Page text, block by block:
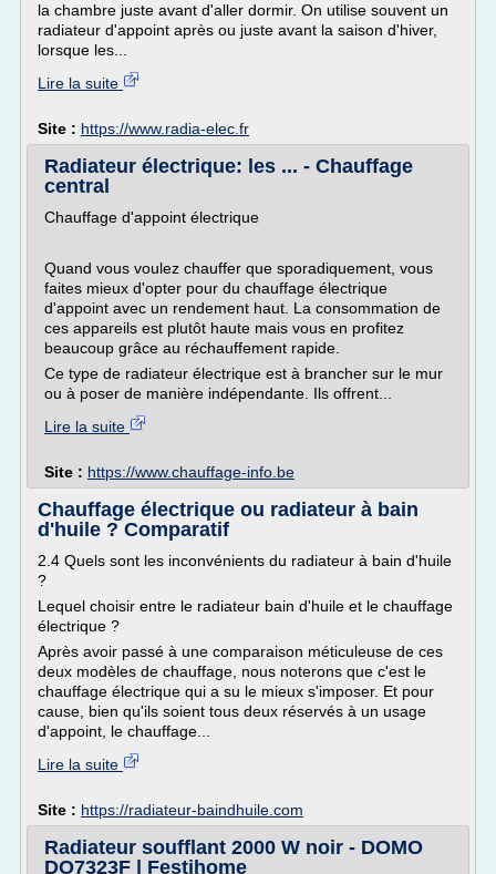
la chambre juste avant d'aller dormir. On utilise souvent un
radiateur d'appoint après ou juste avant la saison d'hiver,
lorsque les...
Lire la suite
Site : https://www.radia-elec.fr
Radiateur électrique: les ... - Chauffage
central
Chauffage d'appoint électrique
Quand vous voulez chauffer que sporadiquement, vous
faites mieux d'opter pour du chauffage électrique
d'appoint avec un rendement haut. La consommation de
ces appareils est plutôt haute mais vous en profitez
beaucoup grâce au réchauffement rapide.
Ce type de radiateur électrique est à brancher sur le mur
ou à poser de manière indépendante. Ils offrent...
Lire la suite
Site : https://www.chauffage-info.be
Chauffage électrique ou radiateur à bain
d'huile ? Comparatif
2.4 Quels sont les inconvénients du radiateur à bain d'huile
?
Lequel choisir entre le radiateur bain d'huile et le chauffage
électrique ?
Après avoir passé à une comparaison méticuleuse de ces
deux modèles de chauffage, nous noterons que c'est le
chauffage électrique qui a su le mieux s'imposer. Et pour
cause, bien qu'ils soient tous deux réservés à un usage
d'appoint, le chauffage...
Lire la suite
Site : https://radiateur-baindhuile.com
Radiateur soufflant 2000 W noir - DOMO
DO7323F | Festihome